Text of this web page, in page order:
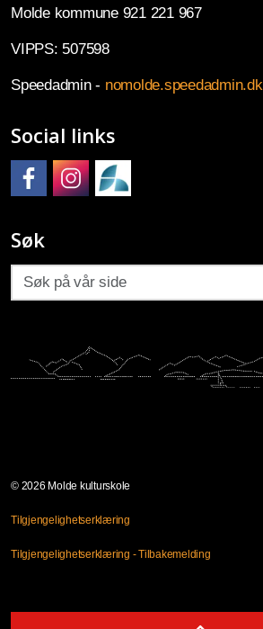
Molde kommune 921 221 967
VIPPS: 507598
Speedadmin - nomolde.speedadmin.dk
Social links
Søk
© 2026 Molde kulturskole
Tilgjengelighetserklæring
Tilgjengelighetserklæring - Tilbakemelding